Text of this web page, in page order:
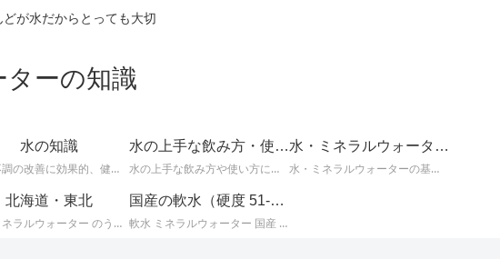
が水だからとっても大切
ーの知識
水の知識
体の不調の改善に効果的、健康や美容によい水についてなど、知っているとお得な情報。
水の上手な飲み方・使い方
水の上手な飲み方や使い方についての情報。
水・ミネラルウォーターの基礎知識
水・ミネラルウォーターの基本的な知識。水とミネラルウォーターに関するさまざまな事柄。
北海道・東北
国産ミネラルウォーター のうち、 北海道・東北地方のミネラルウォーター に関する情報です。
国産の軟水（硬度 51-100mg/L）
軟水 ミネラルウォーター 国産 （ 硬度 51 ～ 100 ）に関する情報です。日本のミネラルウォーターはほとんどが軟水ですが、その中でも硬度が 51 ～ 100mg/L までの 軟水 を紹介します。